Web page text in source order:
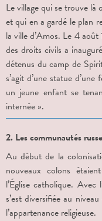
Le village qui se trouve là
et qui en a gardé le plan
la ville d’Amos. Le 4
des droits civils a
détenus du camp de
s’agit d’une statue
un jeune enfant se
internée ».
2. Les communautés
Au début de la
nouveaux colons
l’Église catholique. Avec
s’est diversifiée au
l’appartenance religieuse.